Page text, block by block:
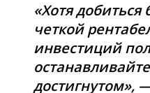
«Хотя
четкой
инвестиций
достигнутом»,